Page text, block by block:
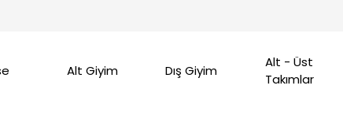
Alt Giyim Dış Giyim
Alt - Üst
Takımlar